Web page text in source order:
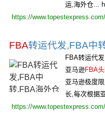
运,海外仓...
https://
FBA转运代发,FBA中
FBA转运代
亚马逊FBA
亚马逊极度
长,每次根据
https://